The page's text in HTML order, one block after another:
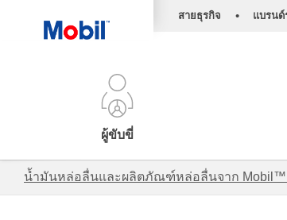
สายธุรกิจ • แบรนด์
ผู้ขับขี่
น้ำมันหล่อลื่นและผลิตภัณฑ์หล่อลื่นจาก Mobil™ |